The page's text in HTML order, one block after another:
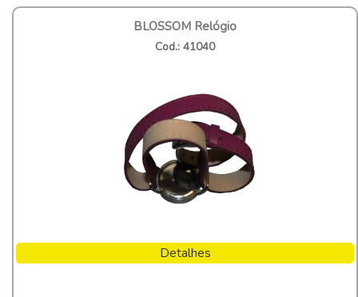
BLOSSOM Relógio
Cod.: 41040
Detalhes